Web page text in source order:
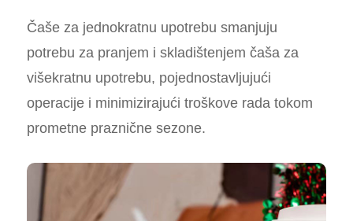
Čaše za jednokratnu upotrebu smanjuju
potrebu za pranjem i skladištenjem čaša za
višekratnu upotrebu, pojednostavljujući
operacije i minimizirajući troškove rada tokom
prometne praznične sezone.